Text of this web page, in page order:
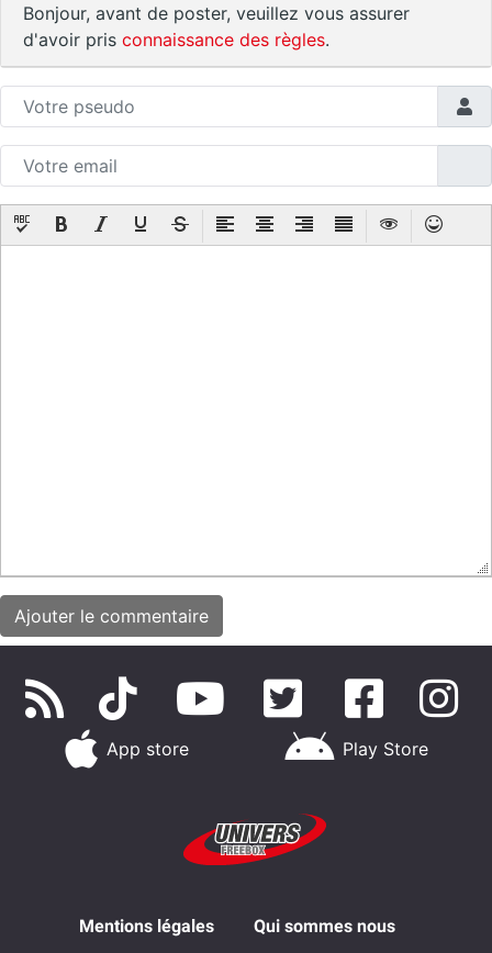
Bonjour, avant de poster, veuillez vous assurer
d'avoir pris connaissance des règles.
App store Play Store
Mentions légales Qui sommes nous